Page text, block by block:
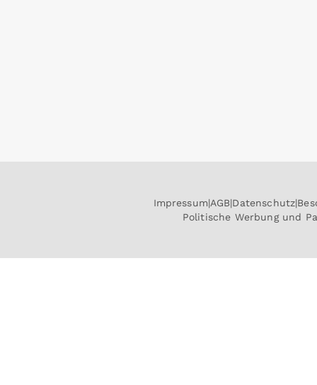
Impressum AGB Datenschutz
Politische Werbung und